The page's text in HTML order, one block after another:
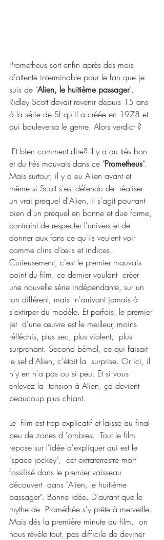
Prometheus sort enfin après des mois
d'attente interminable pour le fan que je
suis de "Alien, le huitième passager".
Ridley Scott devait revenir depuis 15 ans
à la série de Sf qu'il a créée en 1978 et
qui bouleversa le genre. Alors verdict ?
et du très mauvais dans ce "Prometheus".
Mais surtout, il y a eu Alien avant et
même si Scott s'est défendu de  réaliser
un vrai prequel d'Alien, il s'agit pourtant
bien d'un prequel en bonne et due forme,
contraint de respecter l'univers et de
donner aux fans ce qu'ils veulent voir
comme clins d’œils et indices.
Curieusement, c'est le premier mauvais
point du film, ce dernier voulant  créer
une nouvelle série indépendante, sur un
ton différent, mais  n'arrivant jamais à
s'extirper du modèle. Et parfois, le premier
jet  d'une œuvre est le meilleur, moins
réfléchis, plus sec, plus violent,  plus
surprenant. Second bémol, ce qui faisait
le sel d'Alien, c'était la  surprise. Or ici, il
n'y en n'a pas ou si peu. Et si vous
enlevez la  tension à Alien, ça devient
beaucoup plus chiant.
Le  film est trop explicatif et laisse au final
peu de zones d 'ombres.  Tout le film
repose sur l'idée d'expliquer qui est le
"space jockey",  cet extraterrestre mort
fossilisé dans le premier vaisseau
découvert  dans "Alien, le huitième
passager". Bonne idée. D'autant que le
mythe de  Prométhée s'y prête à merveille.
Mais dès la première minute du film,  on
nous révèle tout, pas difficile de deviner